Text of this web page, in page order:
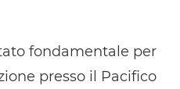
fondamentale per
presso il Pacifico